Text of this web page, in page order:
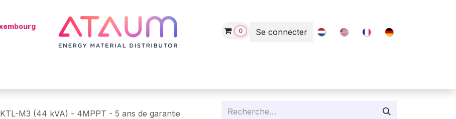
0 Se connecter
M3 (44 kVA) - 4MPPT - 5 ans de garantie